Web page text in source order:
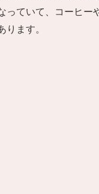
っていて、コーヒー
ります。